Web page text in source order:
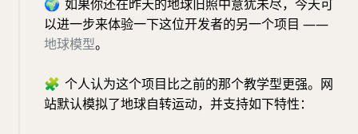
🌍 如果你还在昨天的地球旧照中意犹未尽，今天可
以进一步来体验一下这位开发者的另一个项目 ——
地球模型。
🧩 个人认为这个项目比之前的那个教学型更强。网
站默认模拟了地球自转运动，并支持如下特性：